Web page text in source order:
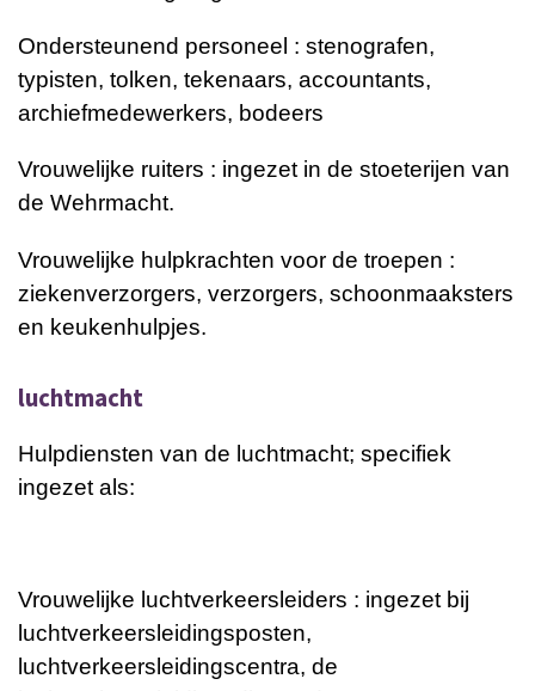
Ondersteunend personeel : stenografen,
typisten, tolken, tekenaars, accountants,
archiefmedewerkers, bodeers
Vrouwelijke ruiters : ingezet in de stoeterijen van
de Wehrmacht.
Vrouwelijke hulpkrachten voor de troepen :
ziekenverzorgers, verzorgers, schoonmaaksters
en keukenhulpjes.
luchtmacht
Hulpdiensten van de luchtmacht; specifiek
ingezet als:
Vrouwelijke luchtverkeersleiders : ingezet bij
luchtverkeersleidingsposten,
luchtverkeersleidingscentra, de